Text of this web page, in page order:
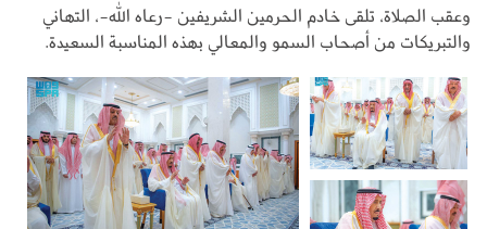
وعقب الصلاة، تلقى خادم الحرمين الشريفين -رعاه الله-، التهاني
والتبريكات من أصحاب السمو والمعالي بهذه المناسبة السعيدة.